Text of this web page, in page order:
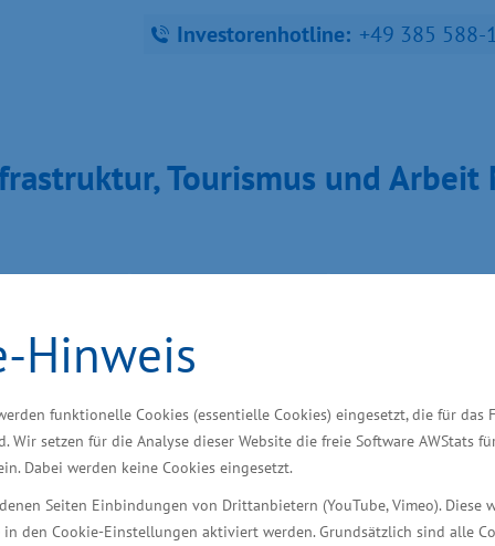
Hinweis
funktionelle Cookies (essentielle Cookies) eingesetzt, die für das
Wir setzen für die Analyse dieser Website die freie Software AWStats
Dabei werden keine Cookies eingesetzt.
Seiten Einbindungen von Drittanbietern (YouTube, Vimeo). Diese
in den Cookie-Einstellungen aktiviert werden. Grundsätzlich sind alle
Investorenhotline: +49 385 588-
Tou­ris­mus und Ar­beit
für das